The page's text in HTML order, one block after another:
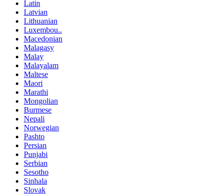
Latin
Latvian
Lithuanian
Luxembou..
Macedonian
Malagasy
Malay
Malayalam
Maltese
Maori
Marathi
Mongolian
Burmese
Nepali
Norwegian
Pashto
Persian
Punjabi
Serbian
Sesotho
Sinhala
Slovak